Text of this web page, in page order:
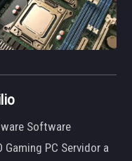
Software
Gaming PC Servidor a